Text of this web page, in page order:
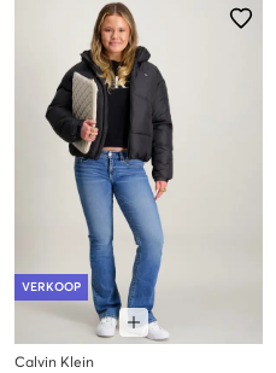
VERKOOP
Calvin Klein